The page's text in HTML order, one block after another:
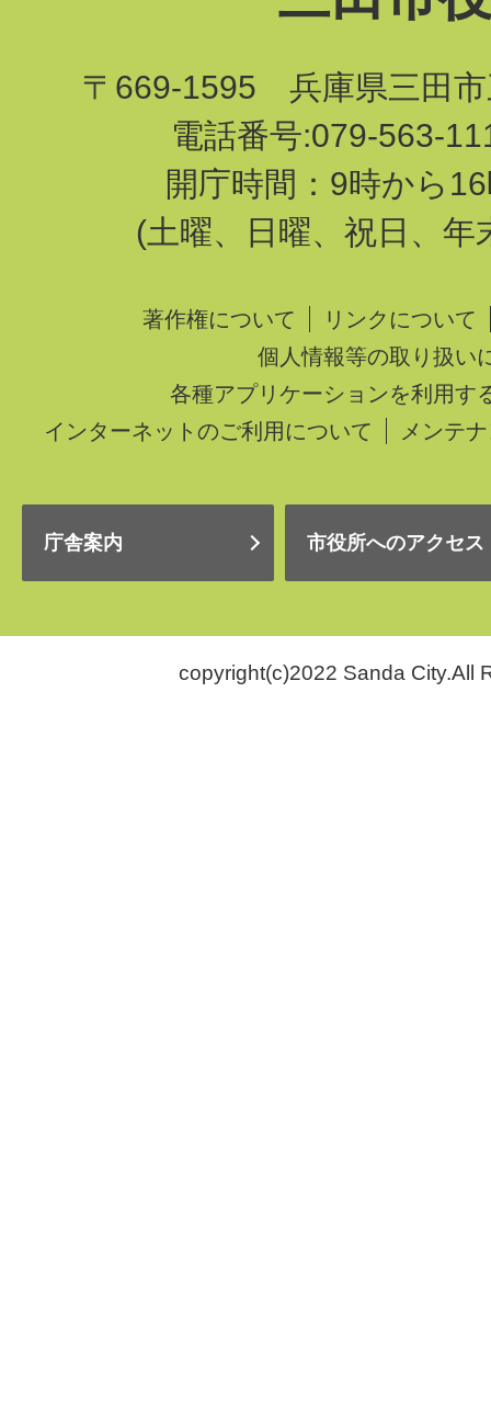
〒669-1595 兵庫県三田市
電話番号:079-563-
開庁時間：9時から
(土曜、日曜、祝日、年
著作権について
リンクについて
個人情報等の取り扱い
各種アプリケーションを利用す
インターネットのご利用について
メンテ
庁舎案内 市役所へのアクセス
copyright(c)2022 Sanda City.All